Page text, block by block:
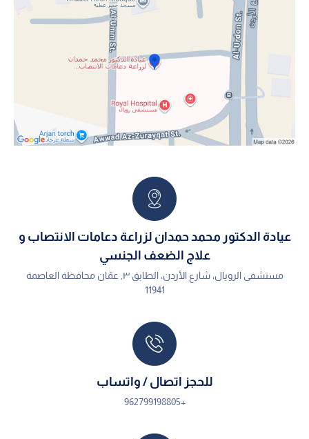
عيادة الدكتور محمد حمدان لزراعة دعامات الانتصاب و
علاج الضعف الجنسي
مستشفى الرويال، شارع الأردن، الطابق ٣, عمّان محافظة العاصمة
11941
للحجز اتصال / واتساب
+962799198805